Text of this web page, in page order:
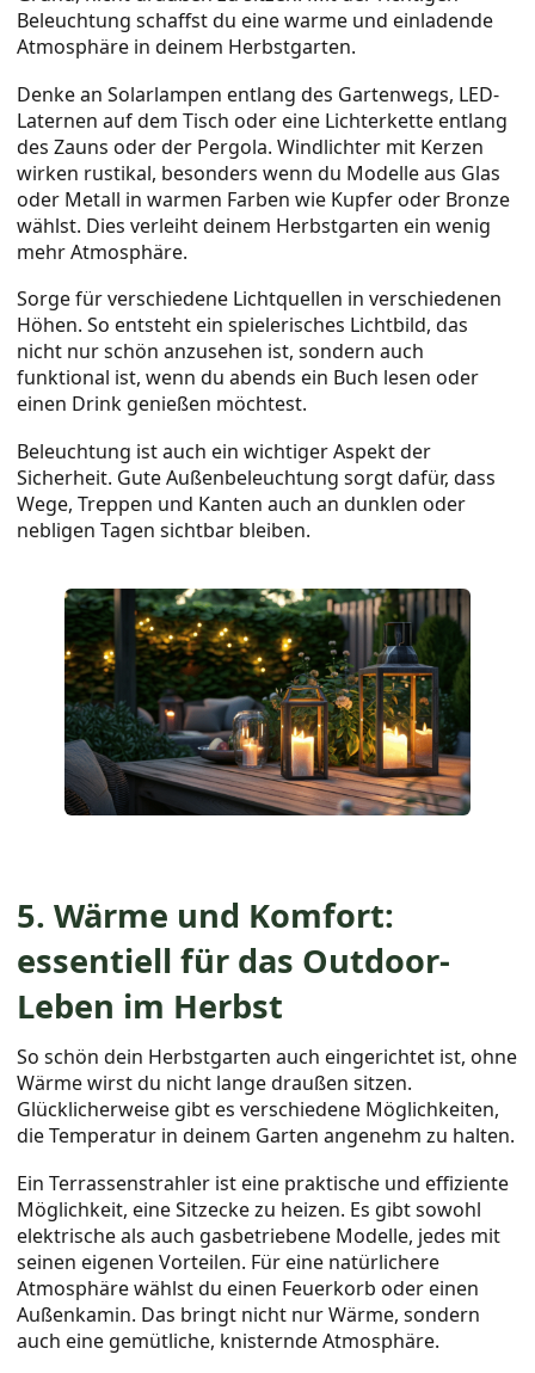
Beleuchtung schaffst du eine warme und einladende
Atmosphäre in deinem Herbstgarten.
Denke an Solarlampen entlang des Gartenwegs, LED-
Laternen auf dem Tisch oder eine Lichterkette entlang
des Zauns oder der Pergola. Windlichter mit Kerzen
wirken rustikal, besonders wenn du Modelle aus Glas
oder Metall in warmen Farben wie Kupfer oder Bronze
wählst. Dies verleiht deinem Herbstgarten ein wenig
mehr Atmosphäre.
Sorge für verschiedene Lichtquellen in verschiedenen
Höhen. So entsteht ein spielerisches Lichtbild, das
nicht nur schön anzusehen ist, sondern auch
funktional ist, wenn du abends ein Buch lesen oder
einen Drink genießen möchtest.
Beleuchtung ist auch ein wichtiger Aspekt der
Sicherheit. Gute Außenbeleuchtung sorgt dafür, dass
Wege, Treppen und Kanten auch an dunklen oder
nebligen Tagen sichtbar bleiben.
5. Wärme und Komfort:
essentiell für das Outdoor-
Leben im Herbst
So schön dein Herbstgarten auch eingerichtet ist, ohne
Wärme wirst du nicht lange draußen sitzen.
Glücklicherweise gibt es verschiedene Möglichkeiten,
die Temperatur in deinem Garten angenehm zu halten.
Ein Terrassenstrahler ist eine praktische und effiziente
Möglichkeit, eine Sitzecke zu heizen. Es gibt sowohl
elektrische als auch gasbetriebene Modelle, jedes mit
seinen eigenen Vorteilen. Für eine natürlichere
Atmosphäre wählst du einen Feuerkorb oder einen
Außenkamin. Das bringt nicht nur Wärme, sondern
auch eine gemütliche, knisternde Atmosphäre.